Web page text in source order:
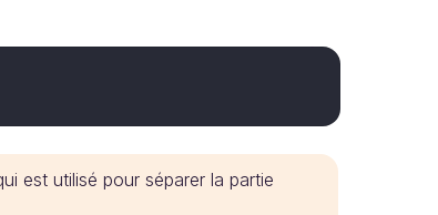
est utilisé pour séparer la partie